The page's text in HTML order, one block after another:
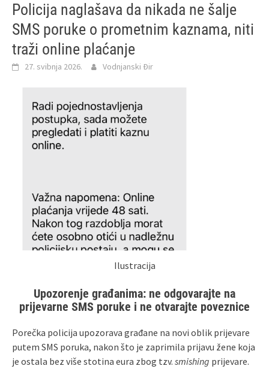
Policija naglašava da nikada ne šalje
SMS poruke o prometnim kaznama, niti
traži online plaćanje
27. svibnja 2026. Vodnjanski Đir
Ilustracija
Upozorenje građanima: ne odgovarajte na
prijevarne SMS poruke i ne otvarajte poveznice
Porečka policija upozorava građane na novi oblik prijevare
putem SMS poruka, nakon što je zaprimila prijavu žene koja
je ostala bez više stotina eura zbog tzv. smishing prijevare.